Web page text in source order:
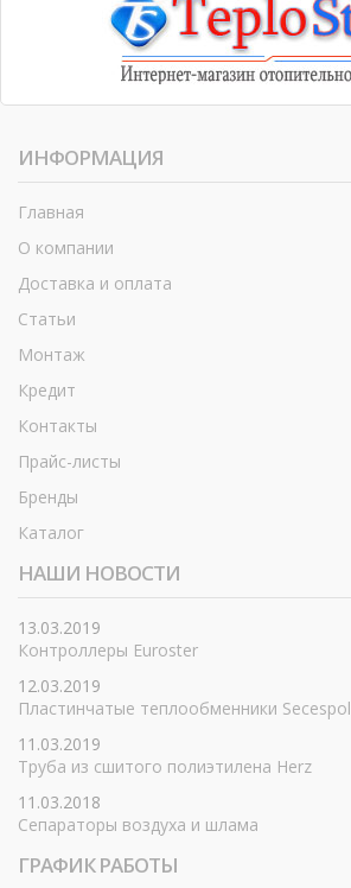
ИНФОРМАЦИЯ
Главная
О компании
Доставка и оплата
Статьи
Монтаж
Кредит
Контакты
Прайс-листы
Бренды
Каталог
НАШИ НОВОСТИ
13.03.2019
Контроллеры Euroster
12.03.2019
Пластинчатые теплообменники Secespol
11.03.2019
Труба из сшитого полиэтилена Herz
11.03.2018
Сепараторы воздуха и шлама
ГРАФИК РАБОТЫ